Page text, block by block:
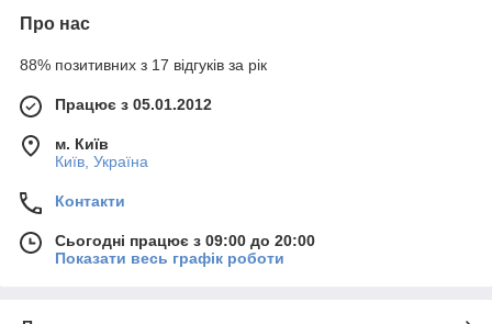
Про нас
88% позитивних з 17 відгуків за рік
Працює з 05.01.2012
м. Київ
Київ, Україна
Контакти
Сьогодні працює з 09:00 до 20:00
Показати весь графік роботи